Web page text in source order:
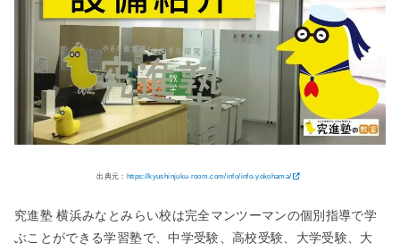
出典元： https://kyushinjuku-room.com/info/info-yokohama/
究進塾 横浜みなとみらい校は完全マンツーマンの個別指導で学
ぶことができる学習塾で、中学受験、高校受験、大学受験、大